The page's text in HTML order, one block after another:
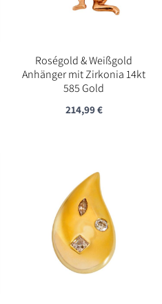
Roségold & Weißgold
Anhänger mit Zirkonia 14kt
585 Gold
214,99€